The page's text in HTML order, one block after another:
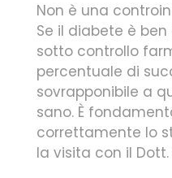
Non è una
Se il diabete è
sotto controllo
percentuale di
sovrapponibile a
sano. È
correttamente lo
la visita con il Dott.